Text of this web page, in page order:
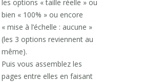
les options « taille réelle » ou
bien « 100% » ou encore
« mise à l’échelle : aucune »
(les 3 options reviennent au
même).
Puis vous assemblez les
pages entre elles en faisant